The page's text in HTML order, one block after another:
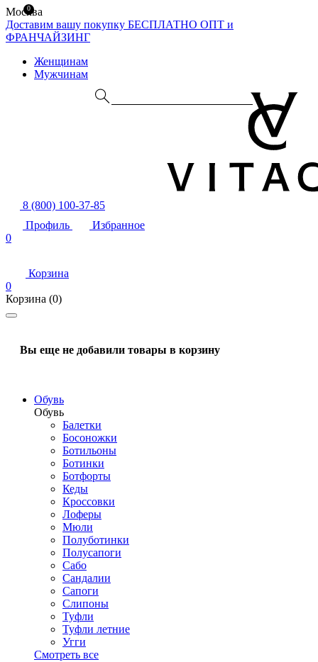
Москва
Доставим вашу покупку БЕСПЛАТНО ОПТ и
ФРАНЧАЙЗИНГ
Женщинам
Мужчинам
8 (800) 100-37-85
Профиль
Избранное
0
Корзина
0
Корзина (0)
Вы еще не добавили товары в корзину
Обувь
Обувь
Балетки
Босоножки
Ботильоны
Ботинки
Ботфорты
Кеды
Кроссовки
Лоферы
Мюли
Полуботинки
Полусапоги
Сабо
Сандалии
Сапоги
Слипоны
Туфли
Туфли летние
Угги
Смотреть все
0